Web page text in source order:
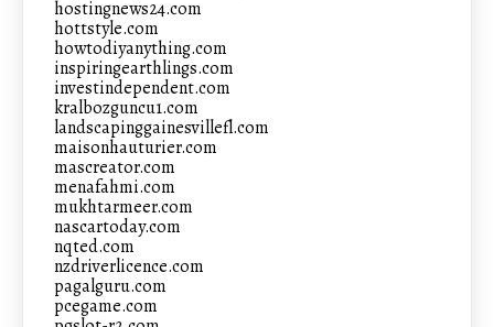
hostingnews24.com
hottstyle.com
howtodiyanything.com
inspiringearthlings.com
investindependent.com
kralbozguncu1.com
landscapinggainesvillefl.com
maisonhauturier.com
mascreator.com
menafahmi.com
mukhtarmeer.com
nascartoday.com
nqted.com
nzdriverlicence.com
pagalguru.com
pcegame.com